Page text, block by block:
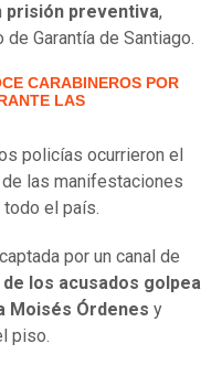
prisión preventiva,
Garantía de Santiago.
CARABINEROS POR
LAS
policías ocurrieron el
las manifestaciones
el país.
por un canal de
de los acusados golpea
Moisés Órdenes y
piso.